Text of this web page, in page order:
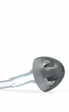
van Signia.